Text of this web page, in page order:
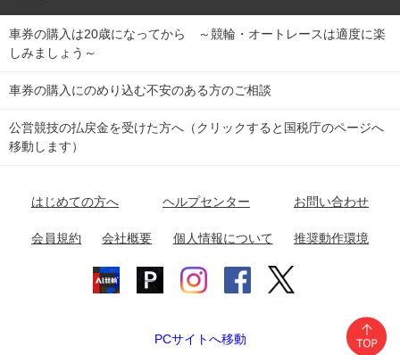
Dokanto!
チャリロトプラザ
キャリーオーバー一覧
関
東
弥彦競輪場 前橋競輪場 取手競輪場 宇都宮競輪場
関
東
小田原競輪場
名古屋競輪場 岐阜競輪場 大垣競輪場 豊橋競輪場
富山競輪場 松阪競輪場 四日市競輪場
福井競輪場 奈良競輪場 向日町競輪場
競輪選手情報
Perfecta Navi
netkeirin
車券の購入は20歳になってから ～競輪・オートレースは適度に楽
しみましょう～
車券の購入にのめり込む不安のある方のご相談
公営競技の払戻金を受けた方へ（クリックすると国税庁のページへ
移動します）
はじめての方へ ヘルプセンター お問い合わせ
会員規約 会社概要 個人情報について 推奨動作環境
PCサイトへ移動